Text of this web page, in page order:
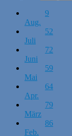
9
Aug.
52
Juli
72
Juni
59
Mai
64
Apr.
79
März
86
Feb.